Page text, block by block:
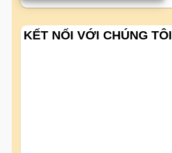
KẾT NỐI VỚI CHÚNG TÔI